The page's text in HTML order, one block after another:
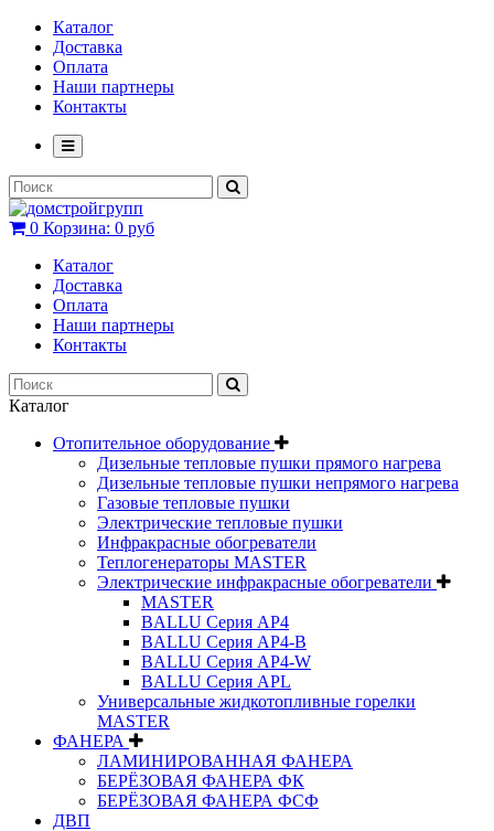
Каталог
Доставка
Оплата
Наши партнеры
Контакты
0 Корзина: 0 руб
Каталог
Доставка
Оплата
Наши партнеры
Контакты
Каталог
Отопительное оборудование
Дизельные тепловые пушки прямого нагрева
Дизельные тепловые пушки непрямого нагрева
Газовые тепловые пушки
Электрические тепловые пушки
Инфракрасные обогреватели
Теплогенераторы MASTER
Электрические инфракрасные обогреватели
MASTER
BALLU Серия AP4
BALLU Серия AP4-B
BALLU Серия AP4-W
BALLU Серия APL
Универсальные жидкотопливные горелки
MASTER
ФАНЕРА
ЛАМИНИРОВАННАЯ ФАНЕРА
БЕРЁЗОВАЯ ФАНЕРА ФК
БЕРЁЗОВАЯ ФАНЕРА ФСФ
ДВП